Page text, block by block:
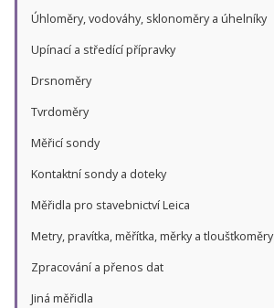
Úhloměry, vodováhy, sklonoměry a úhelníky
Upínací a středící přípravky
Drsnoměry
Tvrdoměry
Měřicí sondy
Kontaktní sondy a doteky
Měřidla pro stavebnictví Leica
Metry, pravítka, měřítka, měrky a tloušťkoměry
Zpracování a přenos dat
Jiná měřidla